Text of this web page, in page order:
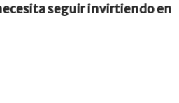
seguir invirtiendo en